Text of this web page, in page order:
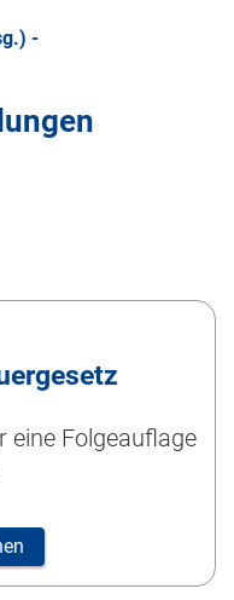
-
eine Folgeauflage